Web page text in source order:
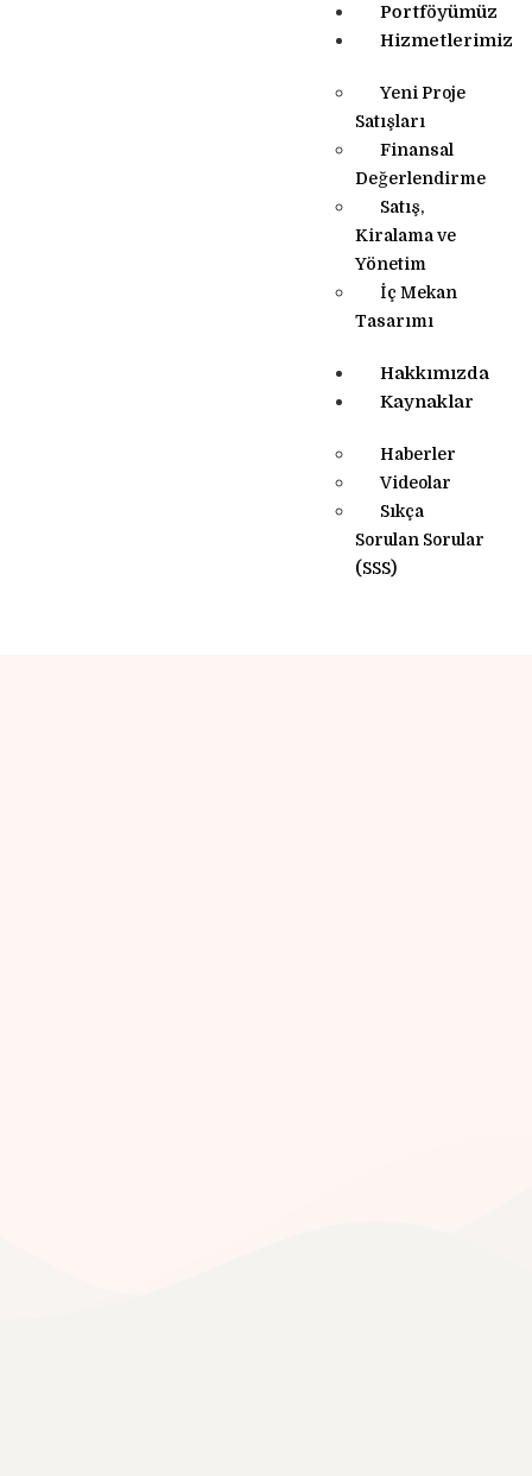
Portföyümüz
Hizmetlerimiz
Yeni Proje
Satışları
Finansal
Değerlendirme
Satış,
Kiralama ve
Yönetim
İç Mekan
Tasarımı
Hakkımızda
Kaynaklar
Haberler
Videolar
Sıkça
Sorulan Sorular
(SSS)